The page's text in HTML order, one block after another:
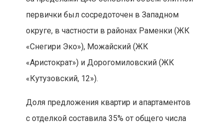
первички был сосредоточен в Западном
округе, в частности в районах Раменки (ЖК
«Снегири Эко»), Можайский (ЖК
«Аристократ») и Дорогомиловский (ЖК
«Кутузовский, 12»).
Доля предложения квартир и апартаментов
с отделкой составила 35% от общего числа